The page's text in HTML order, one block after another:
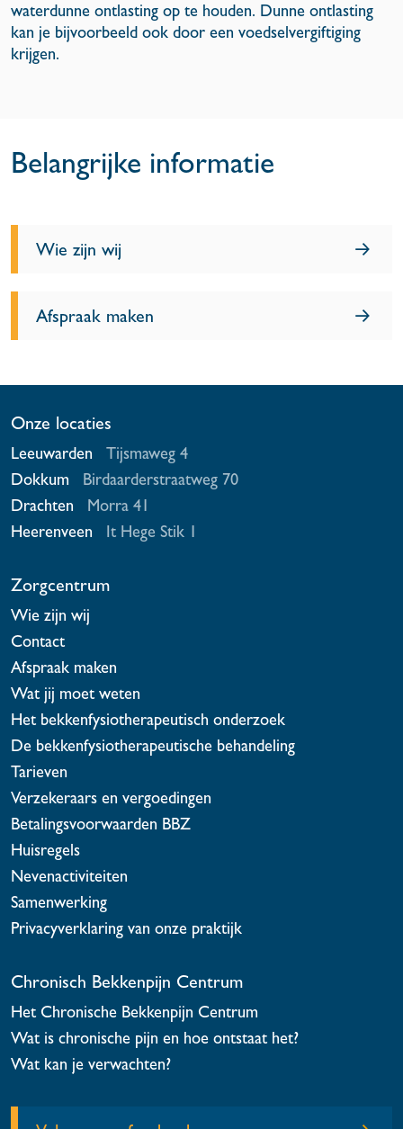
waterdunne ontlasting op te houden. Dunne ontlasting
kan je bijvoorbeeld ook door een voedselvergiftiging
krijgen.
Belangrijke informatie
Wie zijn wij
Afspraak maken
Onze locaties
Leeuwarden
Tijsmaweg 4
Dokkum
Birdaarderstraatweg 70
Drachten
Morra 41
Heerenveen
It Hege Stik 1
Zorgcentrum
Wie zijn wij
Contact
Afspraak maken
Wat jij moet weten
Het bekkenfysiotherapeutisch onderzoek
De bekkenfysiotherapeutische behandeling
Tarieven
Verzekeraars en vergoedingen
Betalingsvoorwaarden BBZ
Huisregels
Nevenactiviteiten
Samenwerking
Privacyverklaring van onze praktijk
Chronisch Bekkenpijn Centrum
Het Chronische Bekkenpijn Centrum
Wat is chronische pijn en hoe ontstaat het?
Wat kan je verwachten?